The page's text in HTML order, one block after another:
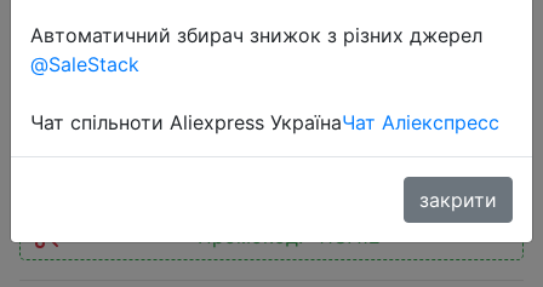
Allwinner H726 Portable HY350Max
$73.99
Промокод:"11UA12"
Автоматичний збирач знижок з різних джерел
@SaleStack
Чат спільноти Aliexpress УкраїнаЧат Аліекспресс
закрити